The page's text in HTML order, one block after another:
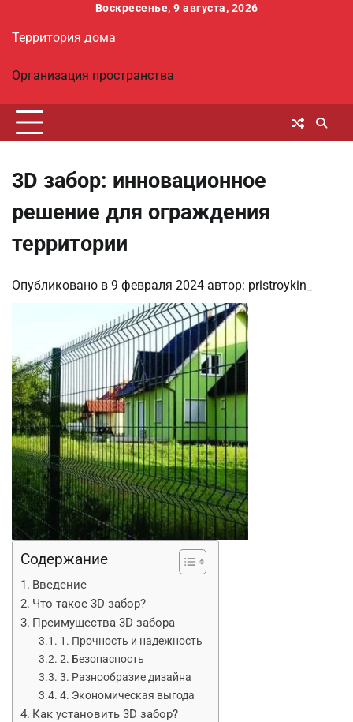
содержимому
Воскресенье, 9 августа, 2026
Территория дома
Организация пространства
3D забор: инновационное
решение для ограждения
территории
Опубликовано в 9 февраля 2024 автор: pristroykin_
Содержание
Введение
Что такое 3D забор?
Преимущества 3D забора
1. Прочность и надежность
2. Безопасность
3. Разнообразие дизайна
4. Экономическая выгода
Как установить 3D забор?